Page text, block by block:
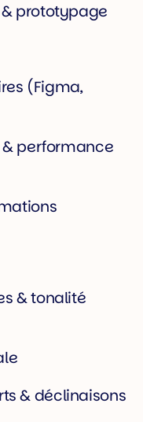
& prototypage
(Figma,
performance
& tonalité
& déclinaisons